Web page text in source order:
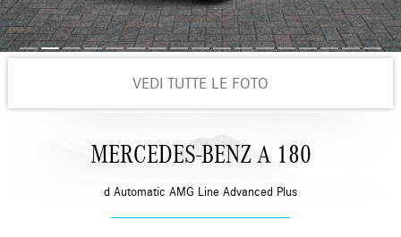
VEDI TUTTE LE FOTO
MERCEDES-BENZ A 180
d Automatic AMG Line Advanced Plus